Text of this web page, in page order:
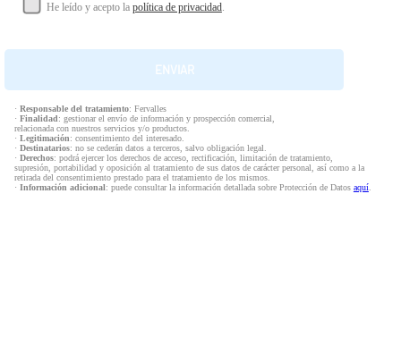
He leído y acepto la política de privacidad.
· Responsable del tratamiento: Fervalles
· Finalidad: gestionar el envío de información y prospección comercial,
relacionada con nuestros servicios y/o productos.
· Legitimación: consentimiento del interesado.
· Destinatarios: no se cederán datos a terceros, salvo obligación legal.
· Derechos: podrá ejercer los derechos de acceso, rectificación, limitación de tratamiento,
supresión, portabilidad y oposición al tratamiento de sus datos de carácter personal, así como a la
retirada del consentimiento prestado para el tratamiento de los mismos.
· Información adicional: puede consultar la información detallada sobre Protección de Datos aquí.